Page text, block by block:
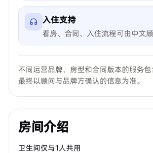
入住支持
看房、合同、入住流程可由中文
不同运营品牌、房型和合同版本的服务包
最终以顾问与品牌方确认的信息为准。
房间介绍
卫生间仅与1人共用